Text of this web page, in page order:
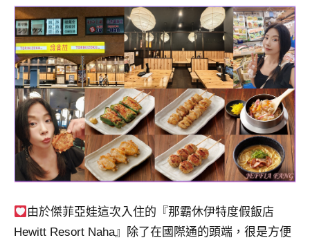
目
班
底、
外
景
節
目
持、
泰
國
由於傑菲亞娃這次入住的『那霸休伊特度假飯店
Hewitt Resort Naha』除了在國際通的頭端，很是方便